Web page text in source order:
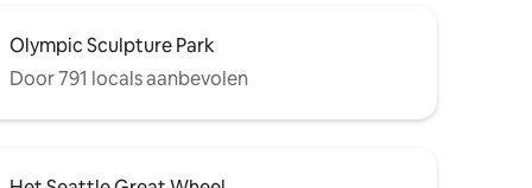
Olympic Sculpture Park
Door 791 locals aanbevolen